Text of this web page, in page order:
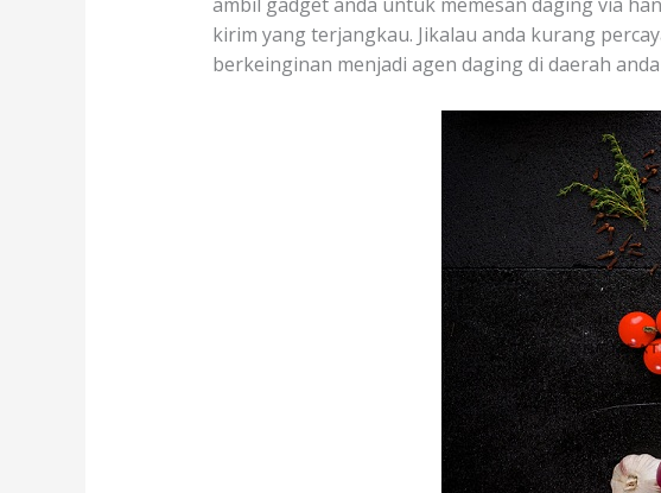
kirim yang terjangkau. Jikalau anda kurang
berkeinginan menjadi agen daging di daerah